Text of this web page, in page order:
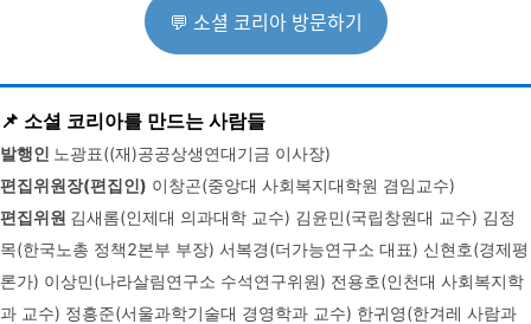
💬 소셜 코리아 방문하기
📌 소셜 코리아를 만드는 사람들
발행인 노광표((재)공공상생연대기금 이사장)
편집위원장(편집인) 이창곤(중앙대 사회복지대학원 겸임교수)
편집위원 김새롬(인제대 의과대학 교수) 김윤민(국립창원대 교수) 김정
목(한국노총 정책2본부 부장) 서복경(더가능연구소 대표) 신현호(경제평
론가) 이상민(나라살림연구소 수석연구위원) 전용호(인천대 사회복지학
과 교수) 정흥준(서울과학기술대 경영학과 교수) 한귀영(한겨레 사람과